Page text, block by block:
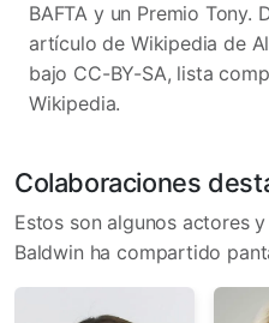
BAFTA y un Premio Tony.
artículo de Wikipedia de
bajo CC-BY-SA, lista
Wikipedia.
Colaboraciones
Estos son algunos actores
Baldwin ha compartido